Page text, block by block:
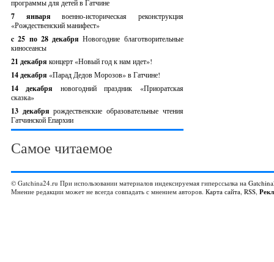
программы для детей в Гатчине
7 январявоенно-историческая реконструкция
«Рождественский манифест»
c 25 по 28 декабряНовогодние благотворительные
киносеансы
21 декабря концерт «Новый год к нам идет»!
14 декабря «Парад Дедов Морозов» в Гатчине!
14 декабря новогодний праздник «Приоратская
сказка»
13 декабрярождественские образовательные чтения
Гатчинской Епархии
Самое читаемое
© Gatchina24.ru При использовании материалов индексируемая гиперссылка на
Мнение редакции может не всегда совпадать с мнением авторов. Карта сайта, RSS,